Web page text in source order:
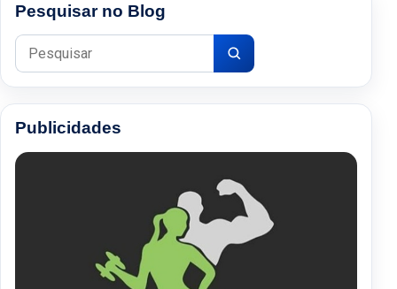
Pesquisar no Blog
Pesquisar por:
Publicidades